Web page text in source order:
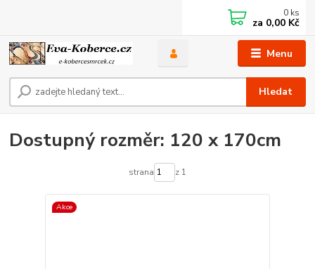
Menu
Hledat
0 ks
za 0,00 Kč
Dostupný rozměr: 120 x 170cm
strana z 1
Akce